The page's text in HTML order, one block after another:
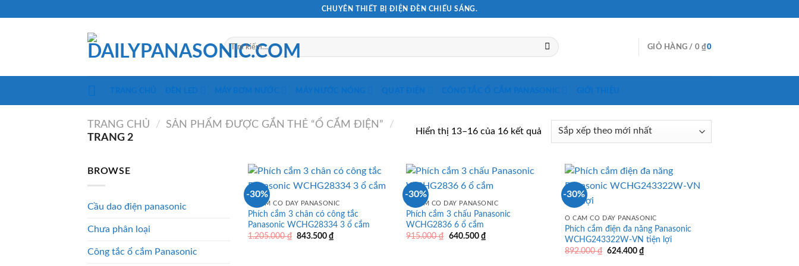
CHUYÊN THIẾT BỊ ĐIỆN ĐÈN CHIẾU SÁNG.
Tìm
kiếm:
GIỎ HÀNG / 0₫0
TRANG CHỦ ĐÈN LED MÁY BƠM NƯỚC MÁY NƯỚC NÓNG QUẠT ĐIỆN CÔNG TẮC Ổ CẮM PANASONIC GIỚI THIỆU
TRANG CHỦ / SẢN PHẨM ĐƯỢC GẮN THẺ “Ổ CẮM ĐIỆN”
/
TRANG 2
Hiển thị 13–16 của 16 kết quả
BROWSE
Cầu dao điện panasonic
Chưa phân loại
Công tắc ổ cắm Panasonic
-30%
Ổ CẮM CÓ DÂY PANASONIC
Phích cắm 3 chân có công tắc
Panasonic WCHG28334 3 ổ cắm
1.205.000₫ Giá
843.500₫
-30%
Ổ CẮM CÓ DÂY PANASONIC
Phích cắm 3 chấu Panasonic
WCHG2836 6 ổ cắm
915.000₫ Giá
640.500 ₫Giá
-30%
Ổ CẮM CÓ DÂY PANASONIC
Phích cắm điện đa năng Panasonic
WCHG243322W-VN tiện lợi
892.000₫ Giá
624.400₫